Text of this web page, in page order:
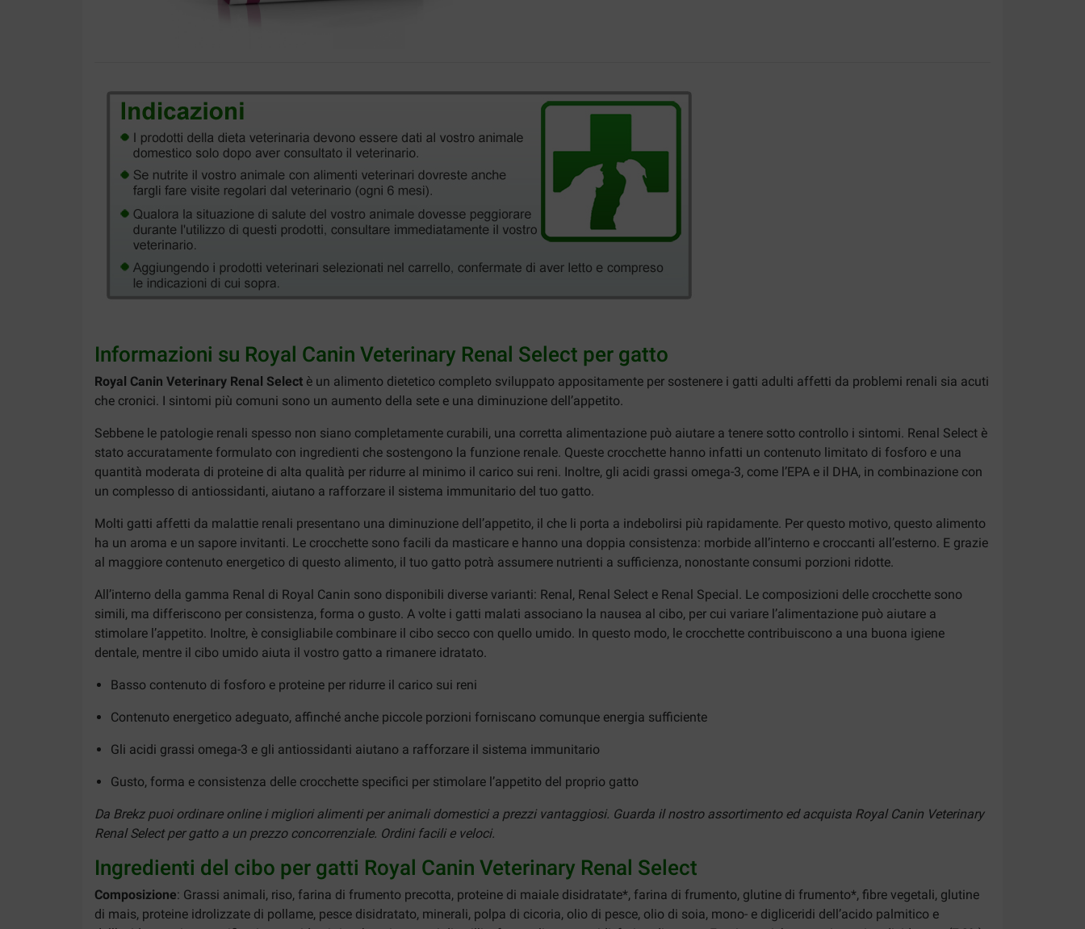
Informazioni su Royal Canin Veterinary Renal Select per gatto
Royal Canin Veterinary Renal Select è un alimento dietetico completo sviluppato appositamente per sostenere i gatti adulti affetti da problemi renali sia acuti
che cronici. I sintomi più comuni sono un aumento della sete e una diminuzione dell’appetito.
Sebbene le patologie renali spesso non siano completamente curabili, una corretta alimentazione può aiutare a tenere sotto controllo i sintomi. Renal Select è
stato accuratamente formulato con ingredienti che sostengono la funzione renale. Queste crocchette hanno infatti un contenuto limitato di fosforo e una
quantità moderata di proteine di alta qualità per ridurre al minimo il carico sui reni. Inoltre, gli acidi grassi omega-3, come l’EPA e il DHA, in combinazione con
un complesso di antiossidanti, aiutano a rafforzare il sistema immunitario del tuo gatto.
Molti gatti affetti da malattie renali presentano una diminuzione dell’appetito, il che li porta a indebolirsi più rapidamente. Per questo motivo, questo alimento
ha un aroma e un sapore invitanti. Le crocchette sono facili da masticare e hanno una doppia consistenza: morbide all’interno e croccanti all’esterno. E grazie
al maggiore contenuto energetico di questo alimento, il tuo gatto potrà assumere nutrienti a sufficienza, nonostante consumi porzioni ridotte.
All’interno della gamma Renal di Royal Canin sono disponibili diverse varianti: Renal, Renal Select e Renal Special. Le composizioni delle crocchette sono
simili, ma differiscono per consistenza, forma o gusto. A volte i gatti malati associano la nausea al cibo, per cui variare l’alimentazione può aiutare a
stimolare l’appetito. Inoltre, è consigliabile combinare il cibo secco con quello umido. In questo modo, le crocchette contribuiscono a una buona igiene
dentale, mentre il cibo umido aiuta il vostro gatto a rimanere idratato.
Basso contenuto di fosforo e proteine per ridurre il carico sui reni
Contenuto energetico adeguato, affinché anche piccole porzioni forniscano comunque energia sufficiente
Gli acidi grassi omega-3 e gli antiossidanti aiutano a rafforzare il sistema immunitario
Gusto, forma e consistenza delle crocchette specifici per stimolare l’appetito del proprio gatto
Da Brekz puoi ordinare online i migliori alimenti per animali domestici a prezzi vantaggiosi. Guarda il nostro assortimento ed acquista Royal Canin Veterinary
Renal Select per gatto a un prezzo concorrenziale. Ordini facili e veloci.
Ingredienti del cibo per gatti Royal Canin Veterinary Renal Select
Composizione: Grassi animali, riso, farina di frumento precotta, proteine di maiale disidratate*, farina di frumento, glutine di frumento*, fibre vegetali, glutine
di mais, proteine idrolizzate di pollame, pesce disidratato, minerali, polpa di cicoria, olio di pesce, olio di soia, mono- e digliceridi dell’acido palmitico e